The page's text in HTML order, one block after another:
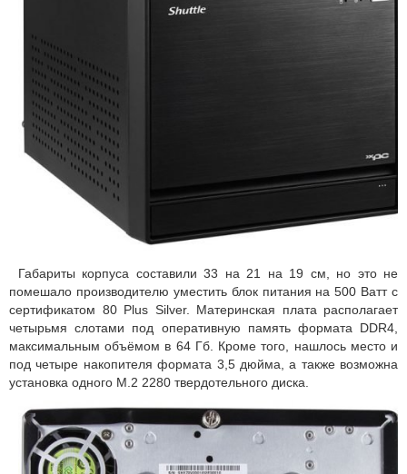
Габариты корпуса составили 33 на 21 на 19 см, но это не
помешало производителю уместить блок питания на 500 Ватт с
сертификатом 80 Plus Silver. Материнская плата располагает
четырьмя слотами под оперативную память формата DDR4,
максимальным объёмом в 64 Гб. Кроме того, нашлось место и
под четыре накопителя формата 3,5 дюйма, а также возможна
установка одного M.2 2280 твердотельного диска.